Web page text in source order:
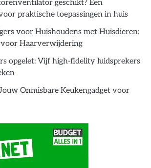
geschikt? Een
praktische toepassingen in huis
voor Huishoudens met Huisdieren:
voor Haarverwijdering
opgelet: Vijf high-fidelity luidsprekers
Onmisbare Keukengadget voor